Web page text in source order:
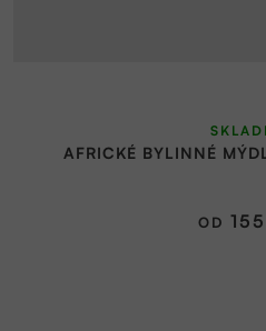
AFRICKÉ BYLINNÉ
5,0
OD